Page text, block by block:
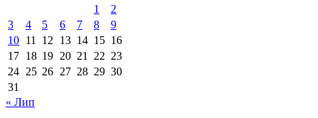
1
2
3
4 5 6 7 8
9
10 11 12 13 14 15 16
17 18 19 20 21 22 23
24 25 26 27 28 29 30
31
« Лип